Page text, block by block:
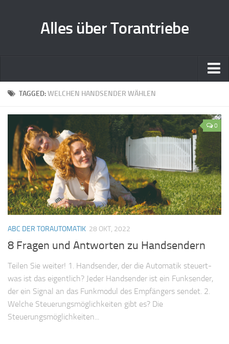
Alles über Torantriebe
Home
Kontakt
TAGGED:WELCHEN HANDSENDER WÄHLEN
0
ABC DER TORAUTOMATIK 28 OKT, 2022
8 Fragen und Antworten zu Handsendern
Teilen Sie weiter! 1. Handsender, der die Automatik steuert-
was ist das eigentlich? Jeder Handsender ist ein Funksender,
der ein Signal an das Funkmodul des Empfängers sendet. 2.
Welche Steuerungsmöglichkeiten gibt es? Die
Steuerungsmöglichkeiten...